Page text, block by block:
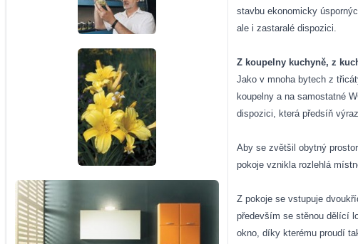
stavbu ekonomicky
ale i zastaralé dispozici.
Z koupelny kuchyně, z
Jako v mnoha bytech z
koupelny a na samostatné
dispozici, která předsíň
Aby se zvětšil obytný
pokoje vznikla rozlehlá
Z pokoje se vstupuje
především se stěnou dělící
okno, díky kterému proudí